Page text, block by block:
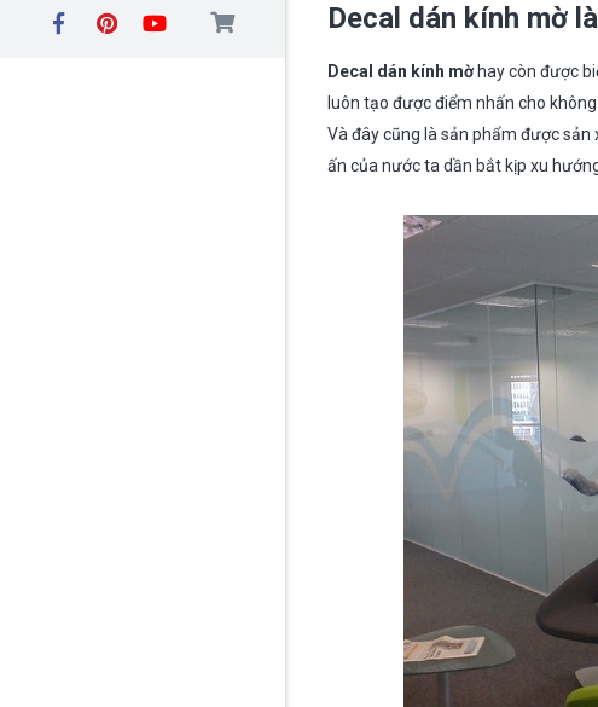
Decal dán kính mờ
Decal dán kính mờhay còn được
luôn tạo được điểm nhấn cho
Và đây cũng là sản phẩm được
ấn của nước ta dần bắt kịp xu